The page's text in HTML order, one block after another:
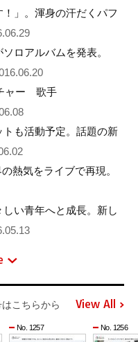
」。渾身の汗だくパフ
ロアルバムを発表。
チャー 歌手
も活動予定。話題の新
熱気をライブで再現。
い青年へと成長。新し
こちらから View All
No. 1257 No. 1256